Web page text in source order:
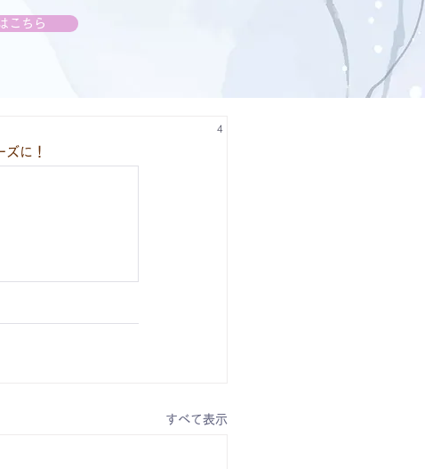
こちら
に！
すべて表示
4